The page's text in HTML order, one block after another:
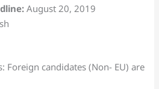
August 20, 2019
Foreign candidates (Non- EU) are